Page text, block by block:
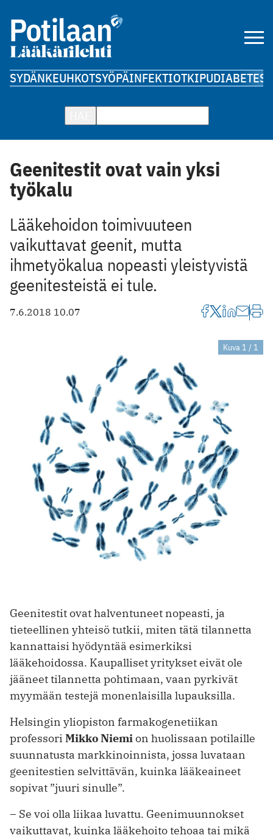
SYDÄNKEUHKOTSYÖPÄINFEKTIOTKIPUDIABETES
Geenitestit ovat vain yksi
työkalu
Lääkehoidon toimivuuteen
vaikuttavat geenit, mutta
ihmetyökalua nopeasti ­yleistyvistä
geenitesteistä ei tule.
7.6.2018 10.07
Kuva 1 / 1
Geenitestit ovat halventuneet nopeasti, ja
tieteellinen ­yhteisö tutkii, miten tätä ­tilannetta
kannattaisi hyödyntää esimerkiksi
lääkehoidossa. Kaupalliset yritykset eivät ole
jääneet tilannetta pohtimaan, vaan pyrkivät
myymään testejä monenlaisilla lupauksilla.
Helsingin yliopiston farmakogenetiikan
professori Mikko Niemion huolissaan potilaille
suunnatusta markkinoinnista, jossa luvataan
geenitestien selvittävän, kuinka lääkeaineet
sopivat ”juuri sinulle”.
– Se voi olla liikaa luvattu. Geenimuunnokset
vaikuttavat, kuinka lääkehoito tehoaa tai mikä